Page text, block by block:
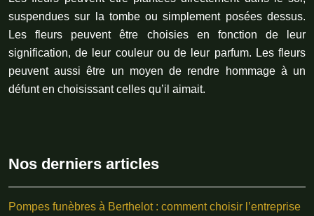
suspendues sur la tombe ou simplement posées dessus.
Les fleurs peuvent être choisies en fonction de leur
signification, de leur couleur ou de leur parfum. Les fleurs
peuvent aussi être un moyen de rendre hommage à un
défunt en choisissant celles qu’il aimait.
Nos derniers articles
Pompes funèbres à Berthelot : comment choisir l’entreprise